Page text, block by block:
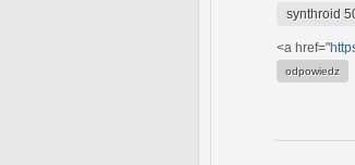
synthroid
<a href="
odpowiedz